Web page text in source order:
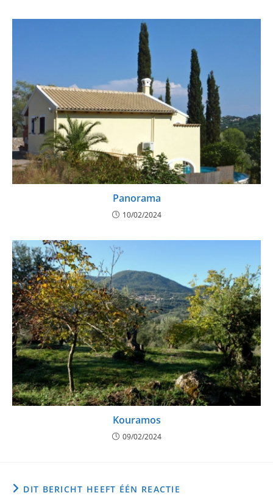
Panorama
10/02/2024
Kouramos
09/02/2024
DIT BERICHT HEEFT ÉÉN REACTIE